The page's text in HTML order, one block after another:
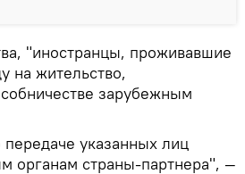
"иностранцы, проживавшие
на жительство,
зарубежным
указанных лиц
органам страны-партнера", —